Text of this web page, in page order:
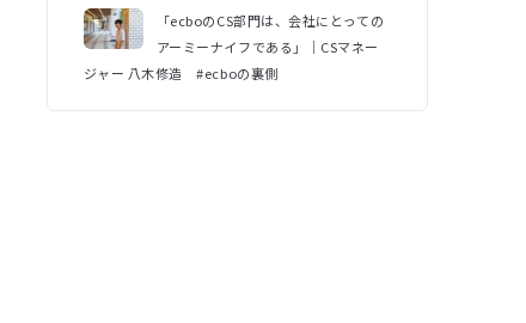
「ecboのCS部門は、会社にとっての
アーミーナイフである」｜CSマネー
ジャー 八木修造 #ecboの裏側